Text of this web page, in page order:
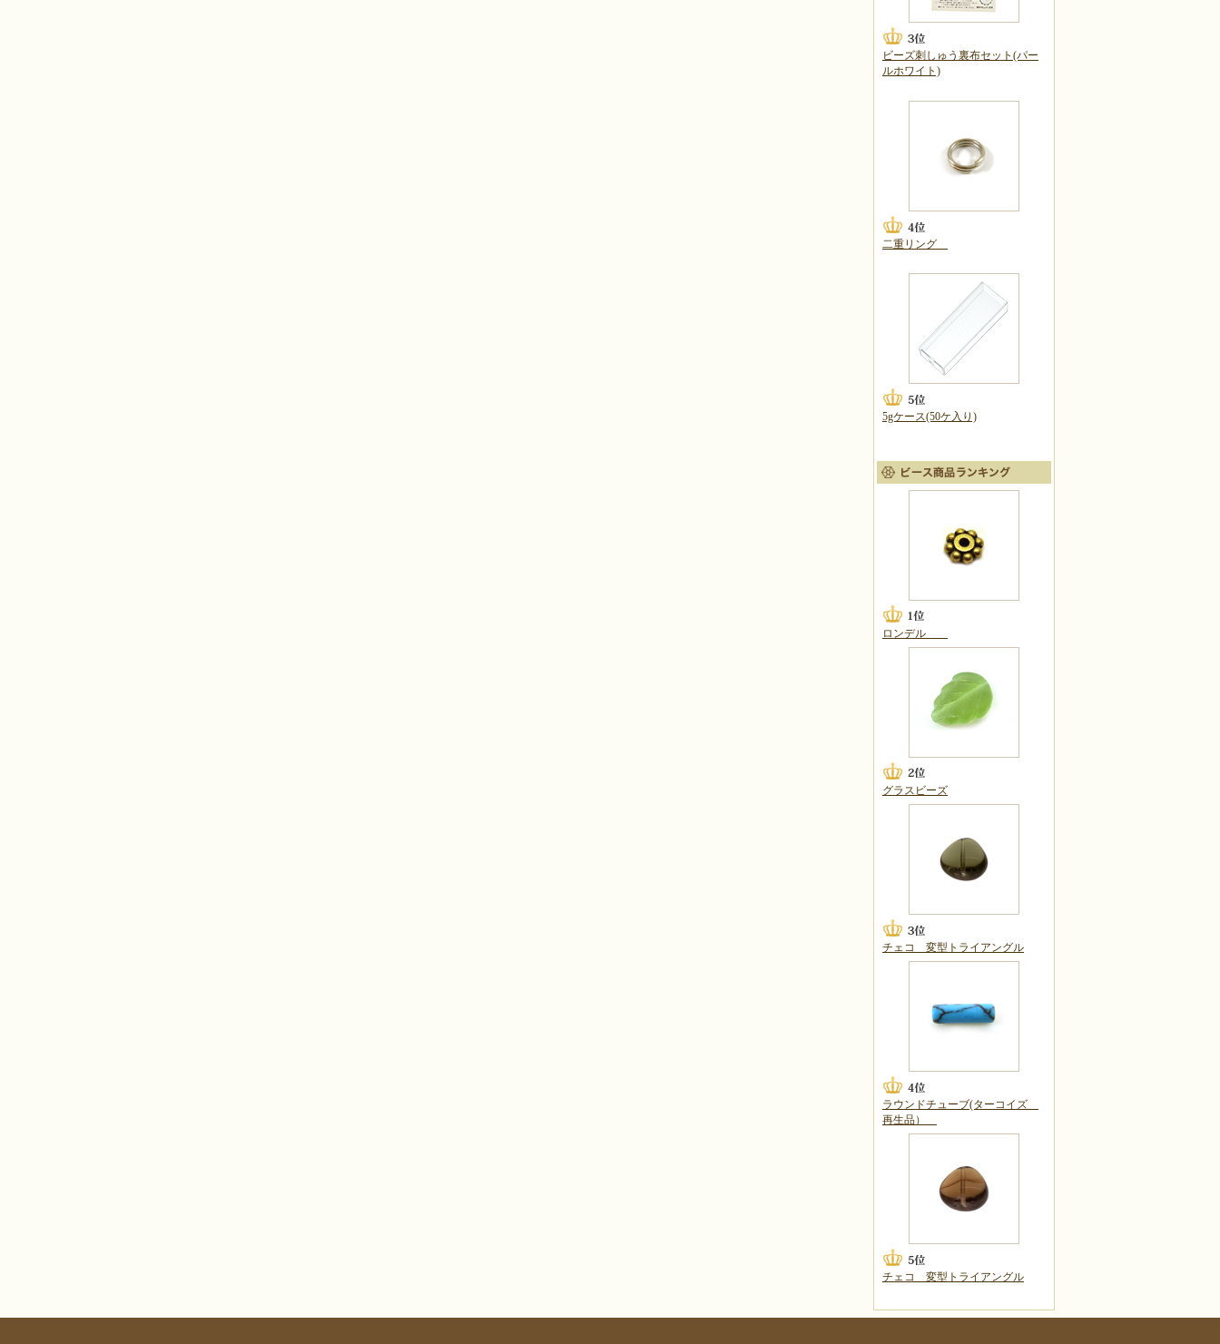
ビーズ刺しゅう裏布セット(パー
ルホワイト)
二重リング
5gケース(50ケ入り)
ロンデル
グラスビーズ
チェコ 変型トライアングル
ラウンドチューブ(ターコイズ
再生品）
チェコ 変型トライアングル